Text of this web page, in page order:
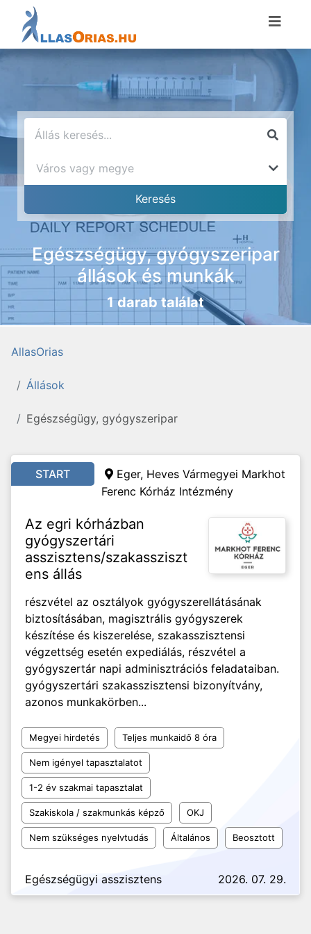
Egészségügy, gyógyszeripar
állások és munkák
1 darab találat
AllasOrias
Állások
Egészségügy, gyógyszeripar
START
Eger, Heves Vármegyei Markhot
Ferenc Kórház Intézmény
Az egri kórházban
gyógyszertári
asszisztens/szakassziszt
ens állás
részvétel az osztályok gyógyszerellátásának
biztosításában, magisztrális gyógyszerek
készítése és kiszerelése, szakasszisztensi
végzettség esetén expediálás, részvétel a
gyógyszertár napi adminisztrációs feladataiban.
gyógyszertári szakasszisztensi bizonyítvány,
azonos munkakörben...
Megyei hirdetés Teljes munkaidő 8 óra
Nem igényel tapasztalatot
1-2 év szakmai tapasztalat
Szakiskola / szakmunkás képző OKJ
Nem szükséges nyelvtudás Általános Beosztott
Egészségügyi asszisztens 2026. 07. 29.